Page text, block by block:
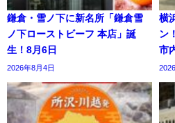
鎌倉・雪ノ下に新名所「鎌倉雪
ノ下ローストビーフ 本店」誕
生！8月6日
2026年8月4日
横
ン
市